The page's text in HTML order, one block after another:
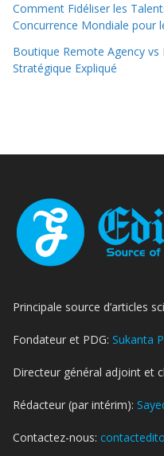
Comment Fidéliser les
Concurrence Mondiale pour
Boutique Remote Agency vs
Stratégique Expliqué
Principale source d’articles
Fondateur et PDG: Sukanta
Directeur général adjoint et
Rédacteur (par intérim):
Contactez-nous: